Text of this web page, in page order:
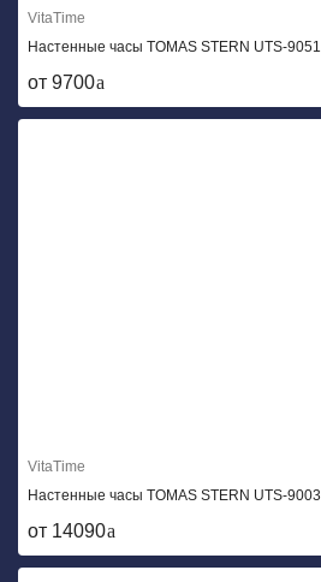
VitaTime
Настенные часы TOMAS STERN UTS-9051
от 9700
VitaTime
Настенные часы TOMAS STERN UTS-9003
от 14090